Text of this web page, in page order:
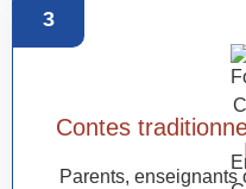
3
Contes
Parents,